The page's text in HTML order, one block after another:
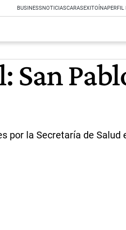
BUSINESSNOTICIASCARASEXITOÍNAPERFIL
San
por la Secretaría de Salud